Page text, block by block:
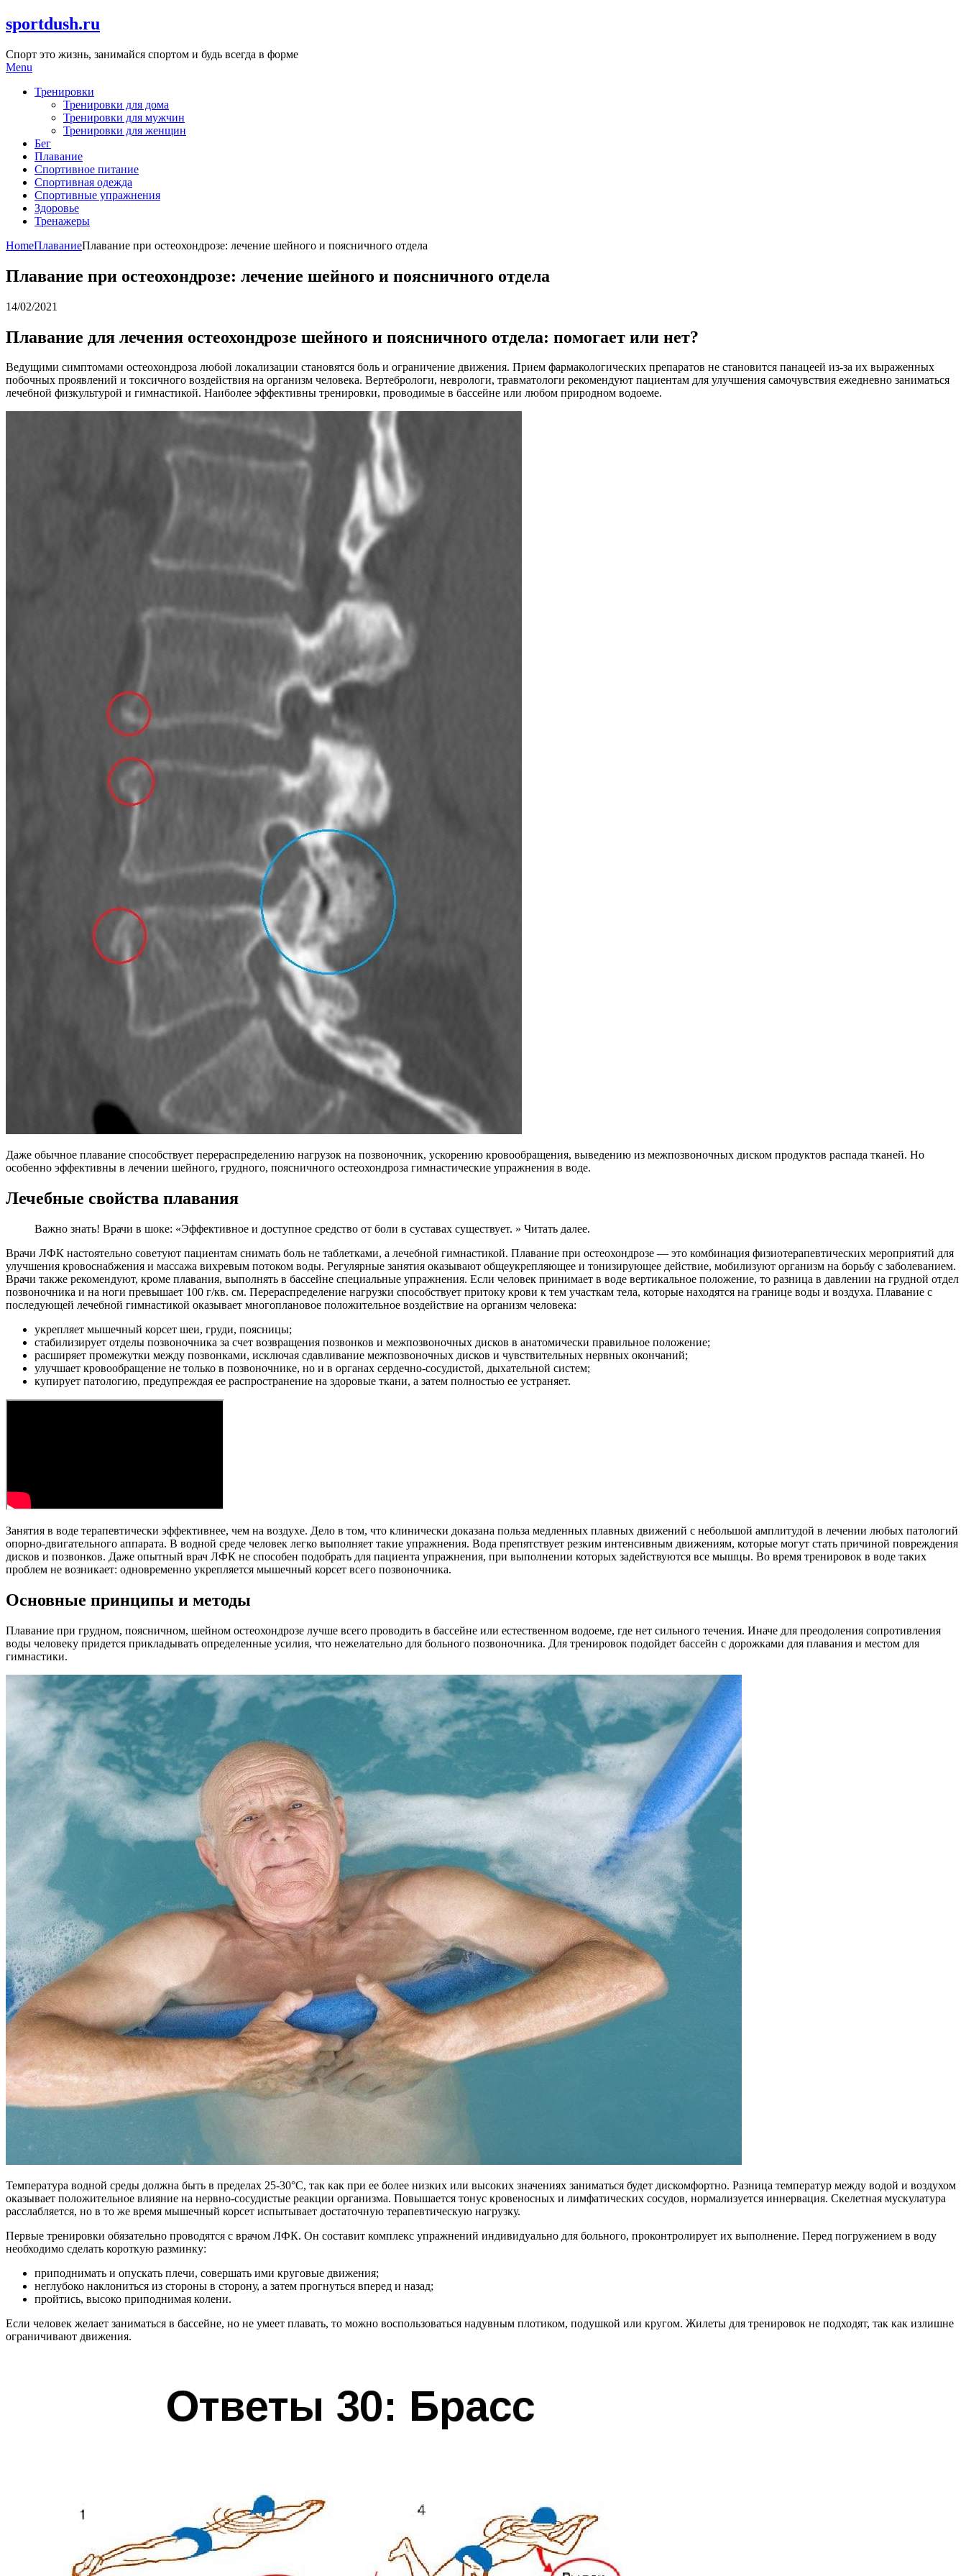
Skip
to
sportdush.ru
Спорт это жизнь, занимайся спортом и будь всегда в форме
Menu
Тренировки
Тренировки для дома
Тренировки для мужчин
Тренировки для женщин
Бег
Плавание
Спортивное питание
Спортивная одежда
Спортивные упражнения
Здоровье
Тренажеры
HomeПлаваниеПлавание при остеохондрозе: лечение шейного и поясничного отдела
Плавание при остеохондрозе: лечение шейного и поясничного отдела
14/02/2021
Плавание для лечения остеохондрозе шейного и поясничного отдела: помогает или нет?
Ведущими симптомами остеохондроза любой локализации становятся боль и ограничение движения. Прием фармакологических препаратов не становится панацеей из-за их выраженных
побочных проявлений и токсичного воздействия на организм человека. Вертебрологи, неврологи, травматологи рекомендуют пациентам для улучшения самочувствия ежедневно заниматься
лечебной физкультурой и гимнастикой. Наиболее эффективны тренировки, проводимые в бассейне или любом природном водоеме.
Даже обычное плавание способствует перераспределению нагрузок на позвоночник, ускорению кровообращения, выведению из межпозвоночных диском продуктов распада тканей. Но
особенно эффективны в лечении шейного, грудного, поясничного остеохондроза гимнастические упражнения в воде.
Лечебные свойства плавания
Важно знать! Врачи в шоке: «Эффективное и доступное средство от боли в суставах существует. » Читать далее.
Врачи ЛФК настоятельно советуют пациентам снимать боль не таблетками, а лечебной гимнастикой. Плавание при остеохондрозе — это комбинация физиотерапевтических мероприятий для
улучшения кровоснабжения и массажа вихревым потоком воды. Регулярные занятия оказывают общеукрепляющее и тонизирующее действие, мобилизуют организм на борьбу с заболеванием.
Врачи также рекомендуют, кроме плавания, выполнять в бассейне специальные упражнения. Если человек принимает в воде вертикальное положение, то разница в давлении на грудной отдел
позвоночника и на ноги превышает 100 г/кв. см. Перераспределение нагрузки способствует притоку крови к тем участкам тела, которые находятся на границе воды и воздуха. Плавание с
последующей лечебной гимнастикой оказывает многоплановое положительное воздействие на организм человека:
укрепляет мышечный корсет шеи, груди, поясницы;
стабилизирует отделы позвоночника за счет возвращения позвонков и межпозвоночных дисков в анатомически правильное положение;
расширяет промежутки между позвонками, исключая сдавливание межпозвоночных дисков и чувствительных нервных окончаний;
улучшает кровообращение не только в позвоночнике, но и в органах сердечно-сосудистой, дыхательной систем;
купирует патологию, предупреждая ее распространение на здоровые ткани, а затем полностью ее устраняет.
Занятия в воде терапевтически эффективнее, чем на воздухе. Дело в том, что клинически доказана польза медленных плавных движений с небольшой амплитудой в лечении любых патологий
опорно-двигательного аппарата. В водной среде человек легко выполняет такие упражнения. Вода препятствует резким интенсивным движениям, которые могут стать причиной повреждения
дисков и позвонков. Даже опытный врач ЛФК не способен подобрать для пациента упражнения, при выполнении которых задействуются все мышцы. Во время тренировок в воде таких
проблем не возникает: одновременно укрепляется мышечный корсет всего позвоночника.
Основные принципы и методы
Плавание при грудном, поясничном, шейном остеохондрозе лучше всего проводить в бассейне или естественном водоеме, где нет сильного течения. Иначе для преодоления сопротивления
воды человеку придется прикладывать определенные усилия, что нежелательно для больного позвоночника. Для тренировок подойдет бассейн с дорожками для плавания и местом для
гимнастики.
Температура водной среды должна быть в пределах 25-30°C, так как при ее более низких или высоких значениях заниматься будет дискомфортно. Разница температур между водой и воздухом
оказывает положительное влияние на нервно-сосудистые реакции организма. Повышается тонус кровеносных и лимфатических сосудов, нормализуется иннервация. Скелетная мускулатура
расслабляется, но в то же время мышечный корсет испытывает достаточную терапевтическую нагрузку.
Первые тренировки обязательно проводятся с врачом ЛФК. Он составит комплекс упражнений индивидуально для больного, проконтролирует их выполнение. Перед погружением в воду
необходимо сделать короткую разминку:
приподнимать и опускать плечи, совершать ими круговые движения;
неглубоко наклониться из стороны в сторону, а затем прогнуться вперед и назад;
пройтись, высоко приподнимая колени.
Если человек желает заниматься в бассейне, но не умеет плавать, то можно воспользоваться надувным плотиком, подушкой или кругом. Жилеты для тренировок не подходят, так как излишне
ограничивают движения.